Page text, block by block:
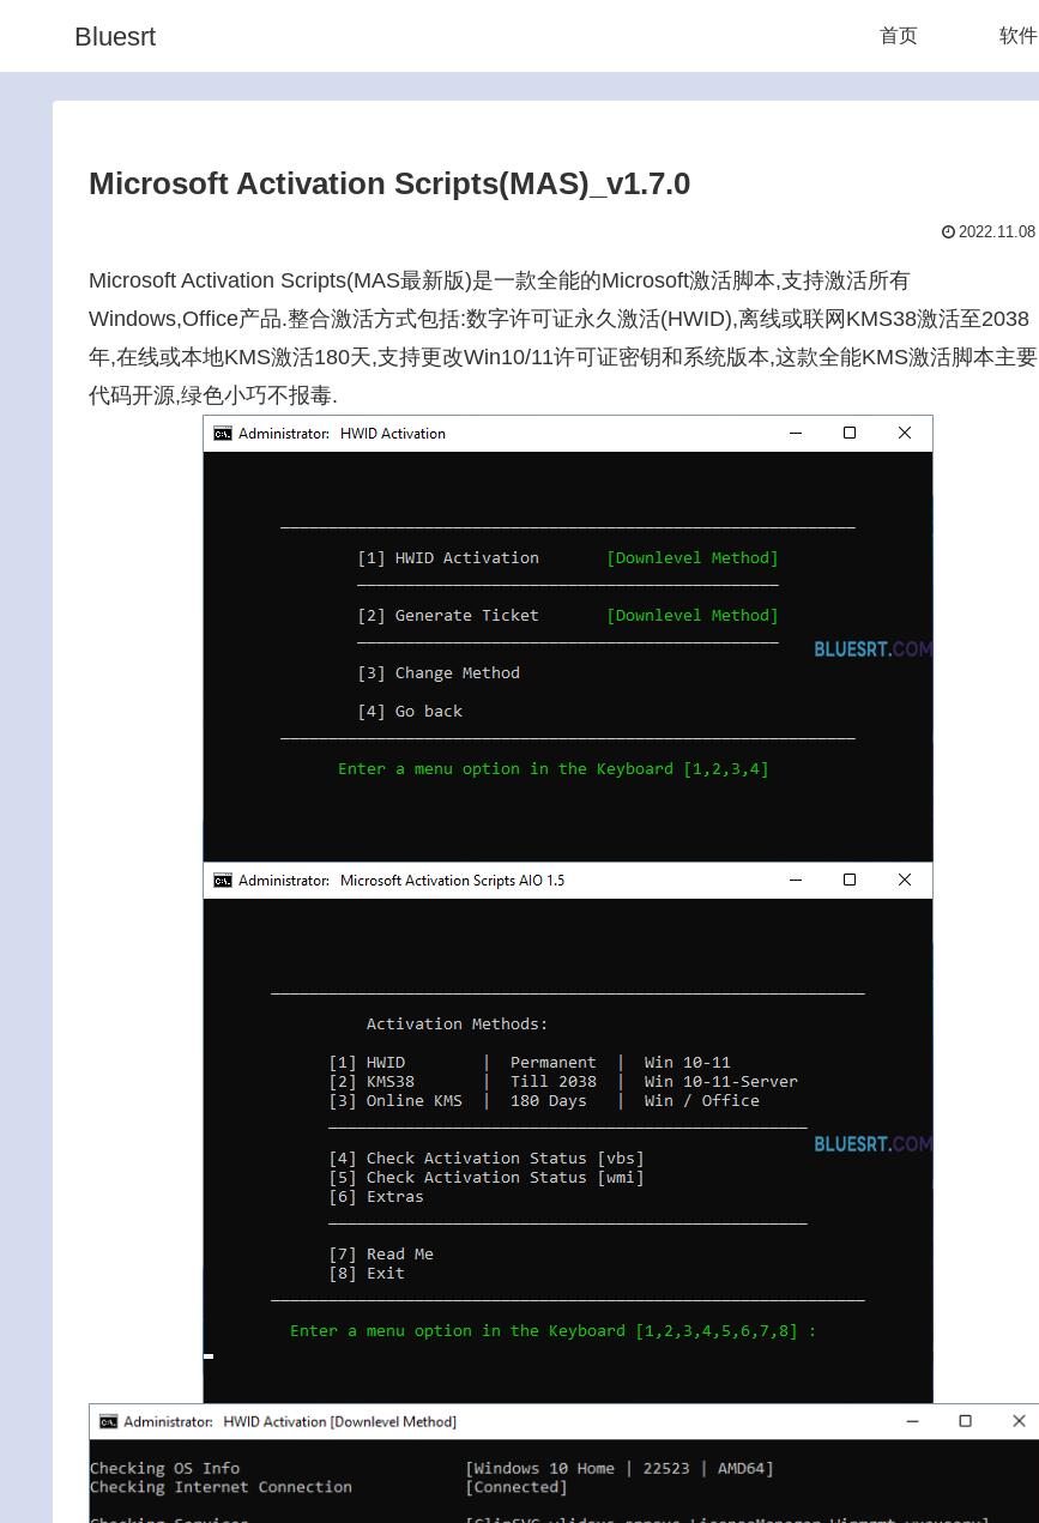
Bluesrt 首页 软件
Microsoft Activation Scripts(MAS)_v1.7.0
2022.11.08
Microsoft Activation Scripts(MAS最新版)是一款全能的Microsoft激活脚本,支持激活所有
Windows,Office产品.整合激活方式包括:数字许可证永久激活(HWID),离线或联网KMS38激活至2038
年,在线或本地KMS激活180天,支持更改Win10/11许可证密钥和系统版本,这款全能KMS激活脚本主要
代码开源,绿色小巧不报毒.